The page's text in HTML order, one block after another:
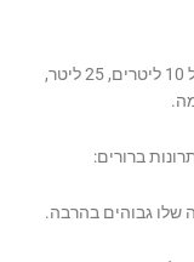
עצי הדר נמכרים בדרך כלל במכלים בנפח של 10 ליטרים, 25 ליטר,
ברורים:
שלו גבוהים בהרבה.